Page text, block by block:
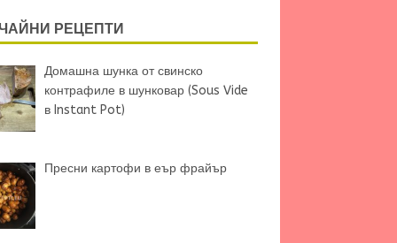
РЕЦЕПТИ
Домашна шунка от свинско
контрафиле в шунковар (Sous Vide
в Instant Pot)
Пресни картофи в еър фрайър